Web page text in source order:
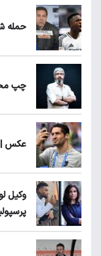
حمله
چپ
عکس |
وکیل